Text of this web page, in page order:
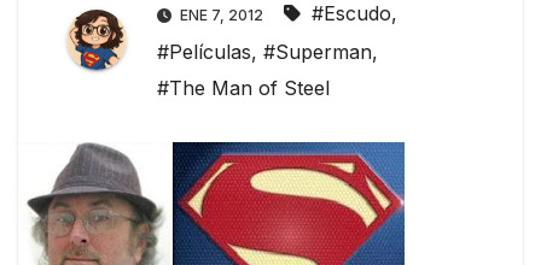
ENE 7, 2012 #Escudo,
#Películas, #Superman,
#The Man of Steel